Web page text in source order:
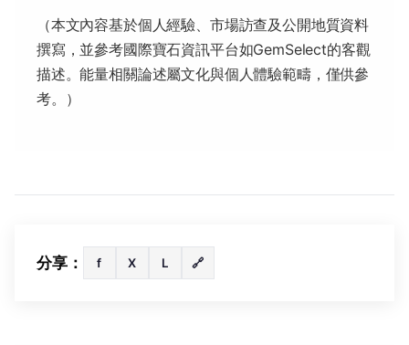
（本文內容基於個人經驗、市場訪查及公開地質資料
撰寫，並參考國際寶石資訊平台如GemSelect的客觀
描述。能量相關論述屬文化與個人體驗範疇，僅供參
考。）
分享： f X L 🔗